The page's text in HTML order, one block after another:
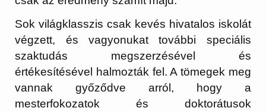
Sok világklasszis csak kevés hivatalos iskolát
végzett, és vagyonukat további speciális
szaktudás megszerzésével és
értékesítésével halmozták fel. A tömegek meg
vannak győződve arról, hogy a
mesterfokozatok és doktorátusok